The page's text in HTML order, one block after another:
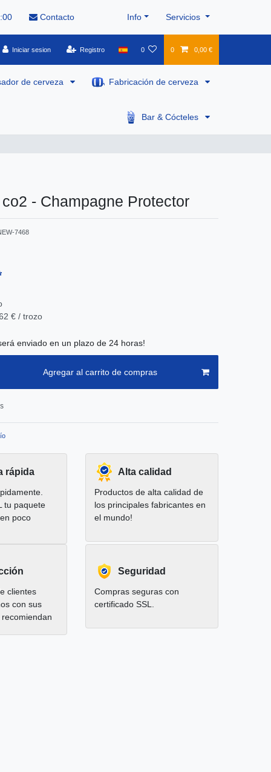
Contacto Info Servicios
Iniciar sesion Registro 0 0 0,00 €
de cerveza Fabricación de cerveza
Bar & Cócteles
- Champagne Protector
7468
€ / trozo
enviado en un plazo de 24 horas!
Agregar al carrito de compras
rápida
tu paquete
poco
Alta calidad
Productos de alta calidad de
los principales fabricantes en
el mundo!
clientes
con sus
Seguridad
Compras seguras con
certificado SSL.